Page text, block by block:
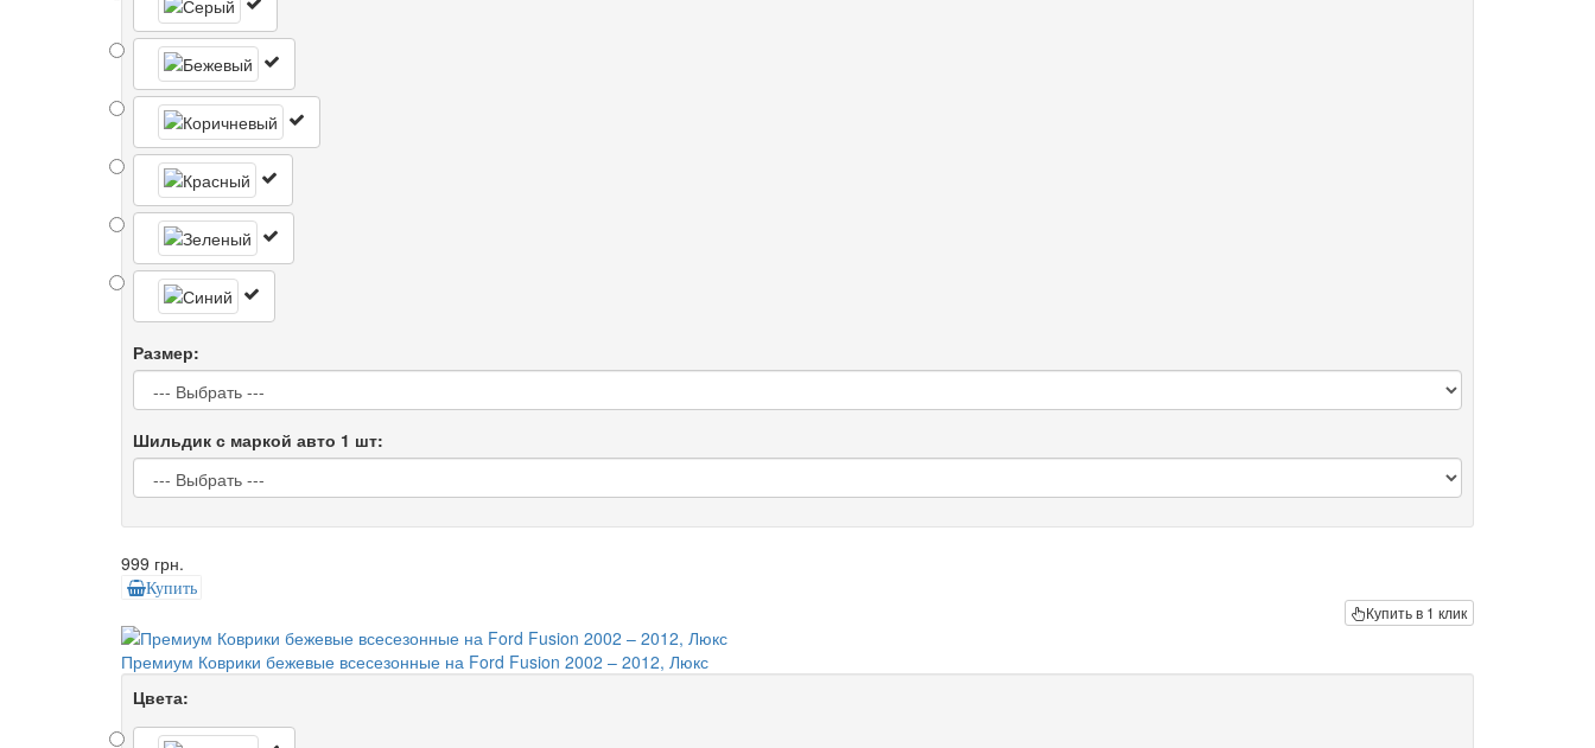
Размер:
Шильдик с маркой авто 1 шт:
999 грн.
Купить
Купить в 1 клик
Премиум Коврики бежевые всесезонные на Ford Fusion 2002 – 2012, Люкс
Цвета: